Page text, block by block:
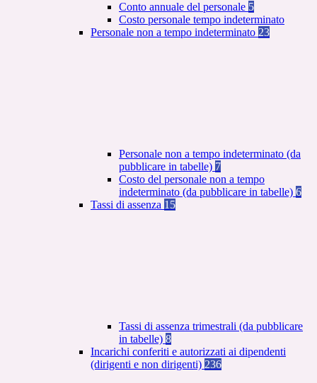
Conto annuale del personale 5
Costo personale tempo indeterminato
Personale non a tempo indeterminato 23
Personale non a tempo indeterminato (da
pubblicare in tabelle) 7
Costo del personale non a tempo
indeterminato (da pubblicare in tabelle) 6
Tassi di assenza 15
Tassi di assenza trimestrali (da pubblicare
in tabelle) 8
Incarichi conferiti e autorizzati ai dipendenti
(dirigenti e non dirigenti) 236